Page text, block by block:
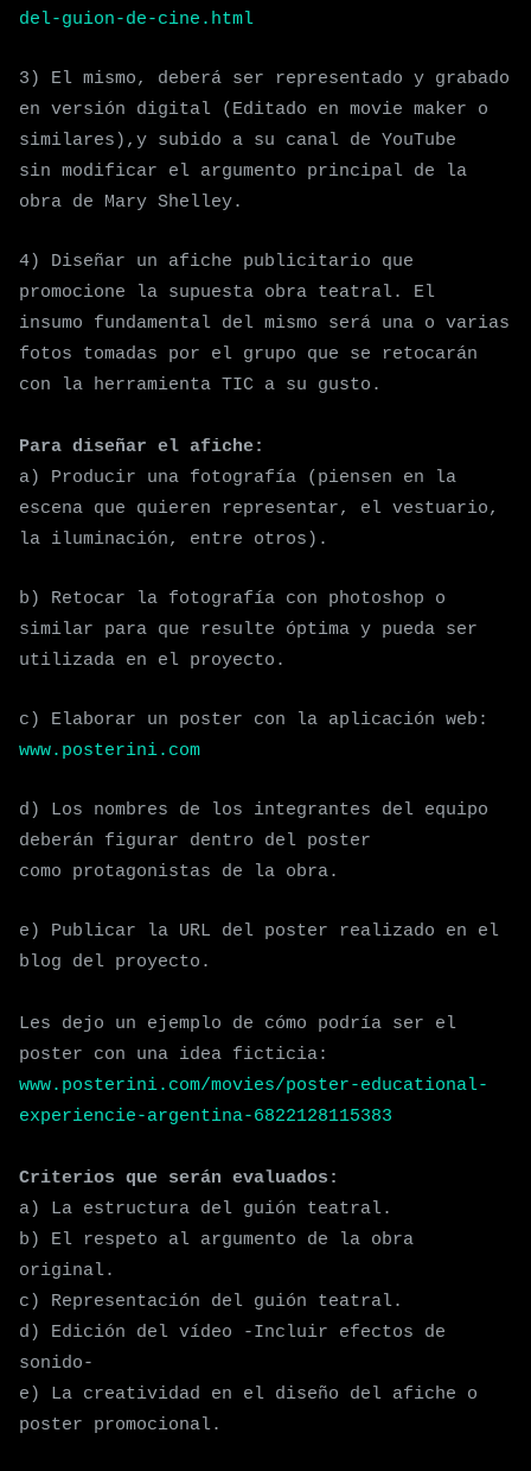
del-guion-de-cine.html
3) El mismo, deberá ser representado y grabado
en versión digital (Editado en movie maker o
similares),y subido a su canal de YouTube
sin modificar el argumento principal de la
obra de Mary Shelley.
4) Diseñar un afiche publicitario que
promocione la supuesta obra teatral. El
insumo fundamental del mismo será una o varias
fotos tomadas por el grupo que se retocarán
con la herramienta TIC a su gusto .
Para diseñar el afiche:
a) Producir una fotografía (piensen en la
escena que quieren representar, el vestuario,
la iluminación, entre otros).
b) Retocar la fotografía con photoshop o
similar para que resulte óptima y pueda ser
utilizada en el proyecto.
c) Elaborar un poster con la aplicación web:
www.posterini.com
d) Los nombres de los integrantes del equipo
deberán figurar dentro del poster
como protagonistas de la obra.
e) Publicar la URL del poster realizado en el
blog del proyecto.
Les dejo un ejemplo de cómo podría ser el
poster con una idea ficticia:
www.posterini.com/movies/poster-educational-
experiencie-argentina-6822128115383
Criterios que serán evaluados:
a) La estructura del guión teatral.
b) El respeto al argumento de la obra
original.
c) Representación del guión teatral.
d) Edición del vídeo -Incluir efectos de
sonido-
e ) La creatividad en el diseño del afiche o
poster promocional.